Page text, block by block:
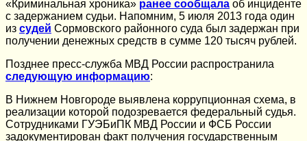
«Криминальная хроника» ранее сообщала об инциденте
с задержанием судьи. Напомним, 5 июля 2013 года один
из судей Сормовского районного суда был задержан при
получении денежных средств в сумме 120 тысяч рублей.
Позднее пресс-служба МВД России распространила
следующую информацию:
В Нижнем Новгороде выявлена коррупционная схема, в
реализации которой подозревается федеральный судья.
Сотрудниками ГУЭБиПК МВД России и ФСБ России
задокументирован факт получения государственным